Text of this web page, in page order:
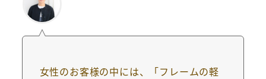
女性のお客様の中には、「フレームの軽